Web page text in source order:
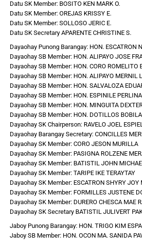
Datu SK Member: BOSITO KEN MARK O.
Datu SK Member: OREJAS KRISSY E.
Datu SK Member: SOLLOSO JERIC E.
Datu SK Secretary APARENTE CHRISTINE S.
Dayaohay Punong Barangay: HON. ESCATRON
Dayaohay SB Member: HON. ALIPAYO JOSE
Dayaohay SB Member: HON. CORO ROMELITO
Dayaohay SB Member: HON. ALIPAYO MERNIL
Dayaohay SB Member: HON. SALVALOZA
Dayaohay SB Member: HON. ESPINILE
Dayaohay SB Member: HON. MINGUITA
Dayaohay SB Member: HON. DOTILLOS
Dayaohay SK Chairperson: RAVELO JOEL ESPIEL
Dayaohay Barangay Secretary: CONCILLES
Dayaohay SK Member: CORO JESON MURILLA
Dayaohay SK Member: PASIGNA ROLZENE
Dayaohay SK Member: BATISTIL JOHN
Dayaohay SK Member: TARIPE IKE TERAYTAY
Dayaohay SK Member: ESCATRON SHYRY JOY
Dayaohay SK Member: FORMILLES JUSTENE
Dayaohay SK Member: DURERO CHESCA MAE
Dayaohay SK Secretary BATISTIL JULIVERT
Jaboy Punong Barangay: HON. TRIGO KIM
Jaboy SB Member: HON. OCON MA. SANIDA